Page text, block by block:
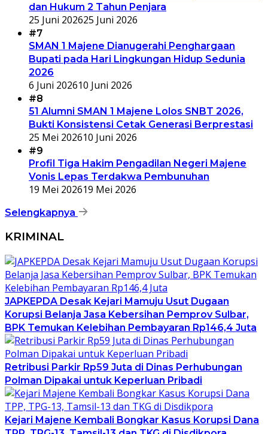
dan Hukum 2 Tahun Penjara
25 Juni 202625 Juni 2026
#7
SMAN 1 Majene Dianugerahi Penghargaan
Bupati pada Hari Lingkungan Hidup Sedunia
2026
6 Juni 202610 Juni 2026
#8
51 Alumni SMAN 1 Majene Lolos SNBT 2026,
Bukti Konsistensi Cetak Generasi Berprestasi
25 Mei 202610 Juni 2026
#9
Profil Tiga Hakim Pengadilan Negeri Majene
Vonis Lepas Terdakwa Pembunuhan
19 Mei 202619 Mei 2026
Selengkapnya
KRIMINAL
JAPKEPDA Desak Kejari Mamuju Usut Dugaan
Korupsi Belanja Jasa Kebersihan Pemprov Sulbar,
BPK Temukan Kelebihan Pembayaran Rp146,4 Juta
Retribusi Parkir Rp59 Juta di Dinas Perhubungan
Polman Dipakai untuk Keperluan Pribadi
Kejari Majene Kembali Bongkar Kasus Korupsi Dana